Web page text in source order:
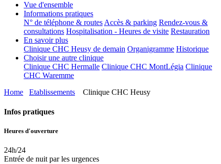
Vue d'ensemble
Informations pratiques
N° de téléphone & routesAccès & parking Rendez-vous &
consultations Hospitalisation - Heures de visite Restauration
En savoir plus
Clinique CHC Heusy de demain Organigramme Historique
Choisir une autre clinique
Clinique CHC Hermalle Clinique CHC MontLégia Clinique
CHC Waremme
Home
Etablissements Clinique CHC Heusy
Infos pratiques
Heures d'ouverture
24h/24
Entrée de nuit par les urgences